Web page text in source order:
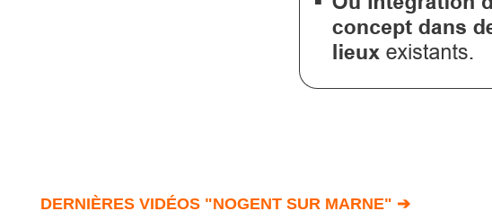
DERNIÈRES VIDÉOS "NOGENT SUR MARNE" ➔